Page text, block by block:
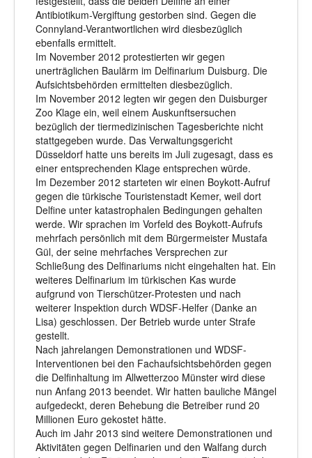
Antibiotikum-Vergiftung gestorben sind. Gegen die
Connyland-Verantwortlichen wird diesbezüglich
ebenfalls ermittelt.
Im November 2012 protestierten wir gegen
unerträglichen Baulärm im Delfinarium Duisburg. Die
Aufsichtsbehörden ermittelten diesbezüglich.
Im November 2012 legten wir gegen den Duisburger
Zoo Klage ein, weil einem Auskunftsersuchen
bezüglich der tiermedizinischen Tagesberichte nicht
stattgegeben wurde. Das Verwaltungsgericht
Düsseldorf hatte uns bereits im Juli zugesagt, dass es
einer entsprechenden Klage entsprechen würde.
Im Dezember 2012 starteten wir einen Boykott-Aufruf
gegen die türkische Touristenstadt Kemer, weil dort
Delfine unter katastrophalen Bedingungen gehalten
werde. Wir sprachen im Vorfeld des Boykott-Aufrufs
mehrfach persönlich mit dem Bürgermeister Mustafa
Gül, der seine mehrfaches Versprechen zur
Schließung des Delfinariums nicht eingehalten hat. Ein
weiteres Delfinarium im türkischen Kas wurde
aufgrund von Tierschützer-Protesten und nach
weiterer Inspektion durch WDSF-Helfer (Danke an
Lisa) geschlossen. Der Betrieb wurde unter Strafe
gestellt.
Nach jahrelangen Demonstrationen und WDSF-
Interventionen bei den Fachaufsichtsbehörden gegen
die Delfinhaltung im Allwetterzoo Münster wird diese
nun Anfang 2013 beendet. Wir hatten bauliche Mängel
aufgedeckt, deren Behebung die Betreiber rund 20
Millionen Euro gekostet hätte.
Auch im Jahr 2013 sind weitere Demonstrationen und
Aktivitäten gegen Delfinarien und den Walfang durch